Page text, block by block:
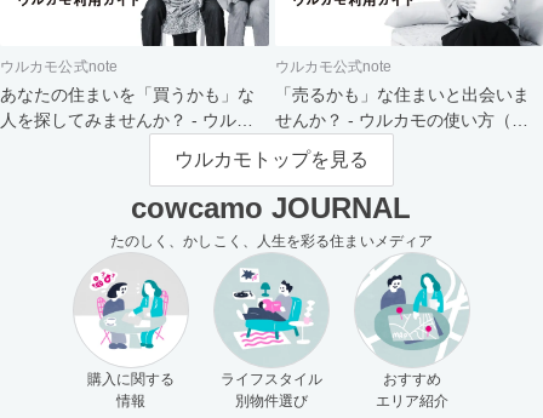
ウルカモ公式note
あなたの住まいを「買うかも」な
人を探してみませんか？ - ウルカ
ウルカモ公式note
「売るかも」な住まいと出会いま
せんか？ - ウルカモの使い方（買
主さま向け）
ウルカモトップを見る
cowcamo JOURNAL
たのしく、かしこく、人生を彩る住まいメディア
購入に関する
情報
ライフスタイル
別物件選び
おすすめ
エリア紹介